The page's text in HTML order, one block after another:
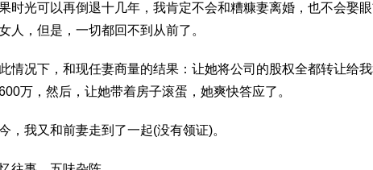
光可以再倒退十几年，我肯定不会和糟糠妻离婚，也不会娶眼
人，但是，一切都回不到从前了。
况下，和现任妻商量的结果：让她将公司的股权全都转让给我
万，然后，让她带着房子滚蛋，她爽快答应了。
我又和前妻走到了一起(没有领证)。